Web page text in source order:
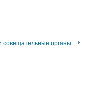
совещательные органы